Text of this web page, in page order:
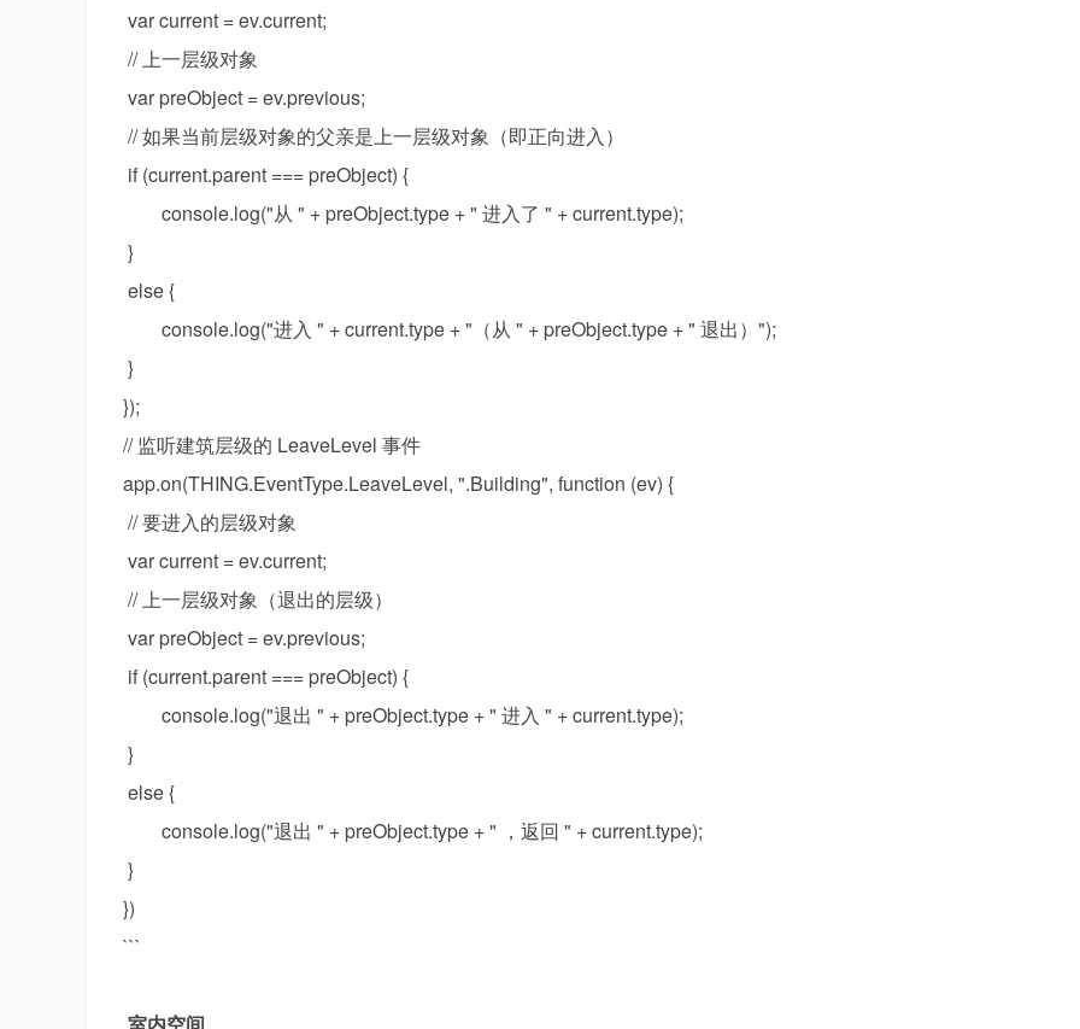
var current = ev.current;
// 上一层级对象
var preObject = ev.previous;
// 如果当前层级对象的父亲是上一层级对象（即正向进入）
if (current.parent === preObject) {
console.log("从 " + preObject.type + " 进入了 " + current.type);
}
else {
console.log("进入 " + current.type + "（从 " + preObject.type + " 退出）");
}
});
// 监听建筑层级的 LeaveLevel 事件
app.on(THING.EventType.LeaveLevel, ".Building", function (ev) {
// 要进入的层级对象
var current = ev.current;
// 上一层级对象（退出的层级）
var preObject = ev.previous;
if (current.parent === preObject) {
console.log("退出 " + preObject.type + " 进入 " + current.type);
}
else {
console.log("退出 " + preObject.type + " ，返回 " + current.type);
}
})
```